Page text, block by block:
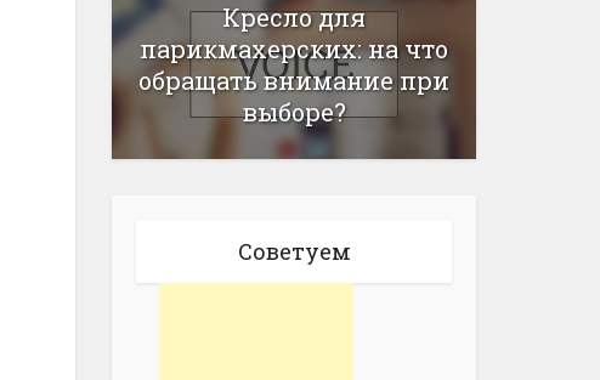
Кресло для
парикмахерских: на что
обращать внимание при
выборе?
Советуем